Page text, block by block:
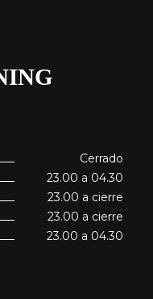
Cerrado
23.00 a 04.30
23.00 a cierre
23.00 a cierre
23.00 a 04.30